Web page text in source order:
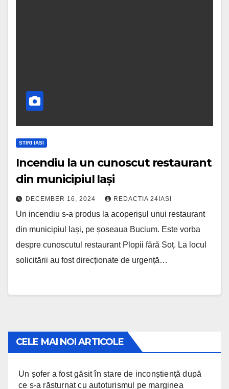
STIRI IASI
Incendiu la un cunoscut restaurant
din municipiul Iași
DECEMBER 16, 2024 REDACTIA 24IASI
Un incendiu s-a produs la acoperișul unui restaurant
din municipiul Iași, pe șoseaua Bucium. Este vorba
despre cunoscutul restaurant Plopii fără Soț. La locul
solicitării au fost direcționate de urgență…
CELE MAI NOI ARTICOLE
Un șofer a fost găsit în stare de inconștiență după
ce s-a răsturnat cu autoturismul pe marginea